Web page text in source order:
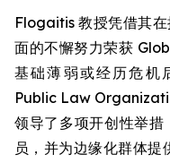
Flogaitis 教授凭借其
面的不懈努力荣获
基础薄弱或经历危机
Public Law
领导了多项开创性举
员，并为边缘化群体